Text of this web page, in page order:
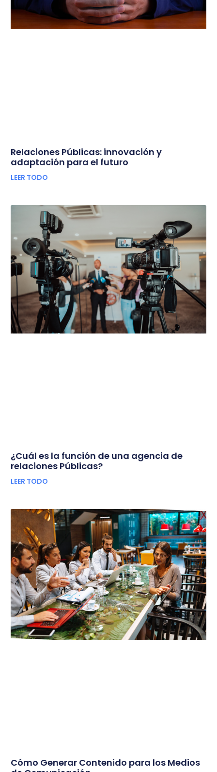
Relaciones Públicas: innovación y
adaptación para el futuro
LEER TODO
¿Cuál es la función de una agencia de
relaciones Públicas?
LEER TODO
Cómo Generar Contenido para los Medios